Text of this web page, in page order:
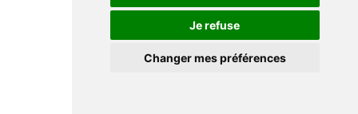
Je refuse
Changer mes préférences